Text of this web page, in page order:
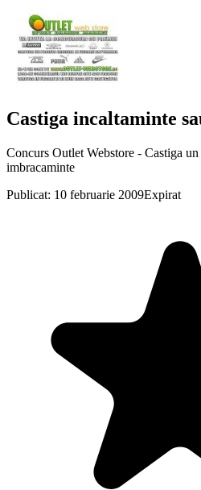
Castiga incaltaminte
Concurs Outlet Webstore - Castiga
imbracaminte
Publicat: 10 februarie 2009Expirat